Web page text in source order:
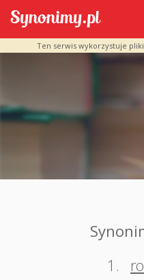
Ten serwis wykorzystuje
1.